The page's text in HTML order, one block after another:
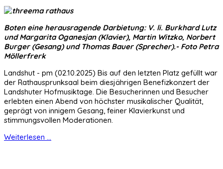
Boten eine herausragende Darbietung: V. li. Burkhard Lutz
und Margarita Oganesjan (Klavier), Martin Witzko, Norbert
Burger (Gesang) und Thomas Bauer (Sprecher).- Foto Petra
Möllerfrerk
Landshut - pm (02.10.2025) Bis auf den letzten Platz gefüllt war
der Rathausprunksaal beim diesjährigen Benefizkonzert der
Landshuter Hofmusiktage. Die Besucherinnen und Besucher
erlebten einen Abend von höchster musikalischer Qualität,
geprägt von innigem Gesang, feiner Klavierkunst und
stimmungsvollen Moderationen.
Weiterlesen ...